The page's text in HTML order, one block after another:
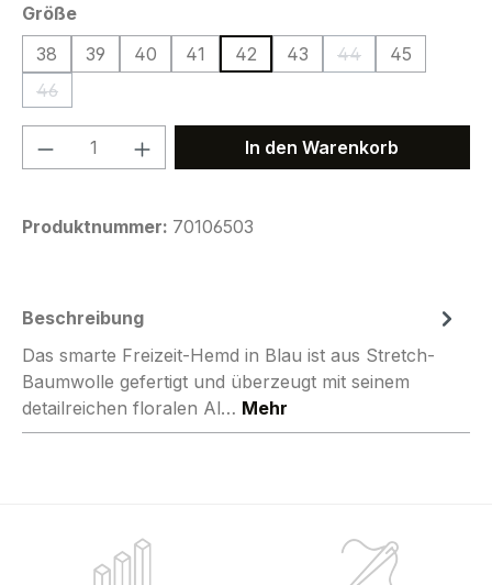
Größeauswählen
38
39 40 41 42 43 44
(Diese Option ist
45
46
(Diese Option ist zurzeit nicht verfügbar.)
Produkt Anzahl: Gib denIn den Warenkorb
Produktnummer: 70106503
Beschreibung
Das smarte Freizeit-Hemd in Blau ist aus Stretch-
Baumwolle gefertigt und überzeugt mit seinem
detailreichen floralen Al… Mehr